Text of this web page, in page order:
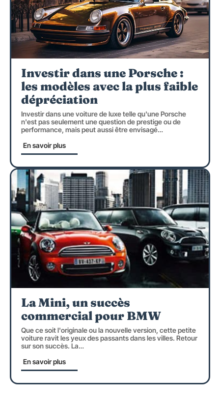
Investir dans une Porsche :
les modèles avec la plus faible
dépréciation
Investir dans une voiture de luxe telle qu'une Porsche
n'est pas seulement une question de prestige ou de
performance, mais peut aussi être envisagé…
En savoir plus
La Mini, un succès
commercial pour BMW
Que ce soit l'originale ou la nouvelle version, cette petite
voiture ravit les yeux des passants dans les villes. Retour
sur son succès. La…
En savoir plus